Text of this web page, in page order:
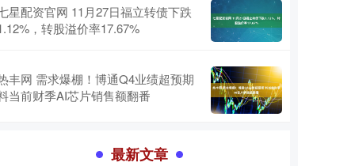
星配资官网 11月27日福立转债下跌
，转股溢价率17.67%
丰网 需求爆棚！博通Q4业绩超预期
当前财季AI芯片销售额翻番
最新文章